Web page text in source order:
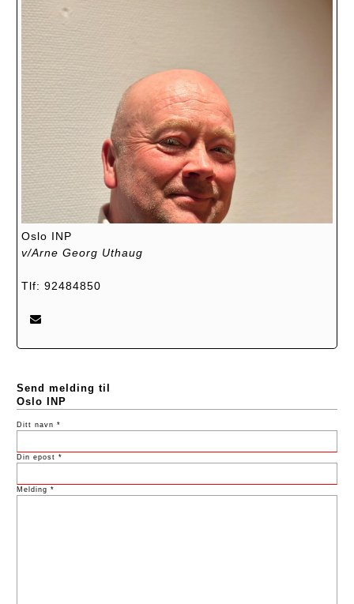
Oslo INP
v/Arne Georg Uthaug
Tlf: 92484850
Send melding til
Oslo INP
Ditt navn *
Din epost *
Melding *